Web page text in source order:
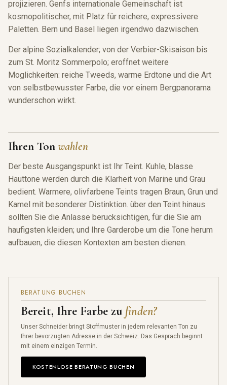
projizieren. Genfs internationale Gemeinschaft ist
kosmopolitischer, mit Platz für reichere, expressivere
Paletten. Bern und Basel liegen irgendwo dazwischen.
Der alpine Sozialkalender; von der Verbier-Skisaison bis
zum St. Moritz Sommerpolo; eroffnet weitere
Moglichkeiten: reiche Tweeds, warme Erdtone und die Art
von selbstbewusster Farbe, die vor einem Bergpanorama
wunderschon wirkt.
Ihren Tonwahlen
Der beste Ausgangspunkt ist Ihr Teint. Kuhle, blasse
Hauttone werden durch die Klarheit von Marine und Grau
bedient. Warmere, olivfarbene Teints tragen Braun, Grun und
Kamel mit besonderer Distinktion. über den Teint hinaus
sollten Sie die Anlasse berucksichtigen, für die Sie am
haufigsten kleiden; und Ihre Garderobe um die Tone herum
aufbauen, die diesen Kontexten am besten dienen.
BERATUNG BUCHEN
Bereit, Ihre Farbe zu finden?
Unser Schneider bringt Stoffmuster in jedem relevanten Ton zu
Ihrer bevorzugten Adresse in der Schweiz. Das Gesprach beginnt
mit einem einzigen Termin.
KOSTENLOSE BERATUNG BUCHEN